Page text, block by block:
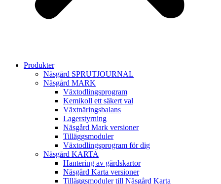
Produkter
Näsgård SPRUTJOURNAL
Näsgård MARK
Växtodlingsprogram
Kemikoll ett säkert val
Växtnäringsbalans
Lagerstyrning
Näsgård Mark versioner
Tilläggsmoduler
Växtodlingsprogram för dig
Näsgård KARTA
Hantering av gårdskartor
Näsgård Karta versioner
Tilläggsmoduler till Näsgård Karta